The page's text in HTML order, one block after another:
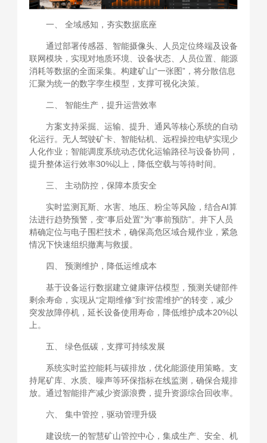
一、 全域感知，夯实数据底座
通过部署传感器、智能摄像头、人员定位终端及设备
联网模块，实现对地质环境、设备状态、人员位置、能源
消耗等数据的全面采集。构建矿山“一张图”，将分散信息
汇聚为统一的数字孪生模型，支撑可视化决策。
二、 智能生产，提升运营效率
方案支持采掘、运输、提升、通风等核心系统的自动
化运行。无人驾驶矿卡、智能钻机、远程操控电铲实现少
人化作业；智能调度系统动态优化运输路径与设备协同，
提升整体运行效率30%以上，降低空载与等待时间。
三、 主动防控，保障本质安全
实时监测瓦斯、水害、地压、粉尘等风险，结合AI算
法进行趋势预警，变“事后处置”为“事前预防”。井下人员
精确定位与电子围栏技术，确保高危区域合规作业，紧急
情况下快速组织撤离与救援。
四、 预测维护，降低运维成本
基于设备运行数据建立健康评估模型，预测关键部件
剩余寿命，实现从“定期维修”到“按需维护”的转变，减少
突发故障停机，延长设备使用寿命，降低维护成本20%以
上。
五、 绿色低碳，支撑可持续发展
系统实时监控能耗与碳排放，优化能源使用策略。支
持尾矿库、水质、噪声等环保指标在线监测，确保合规排
放。通过智能排产减少资源浪费，提升资源综合回收率。
六、 集中管控，驱动管理升级
建设统一的智慧矿山管控中心，集成生产、安全、机